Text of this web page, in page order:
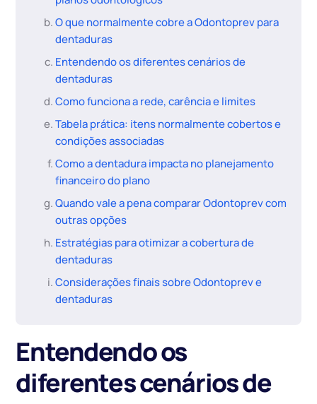
O que normalmente cobre a Odontoprev para
dentaduras
Entendendo os diferentes cenários de
dentaduras
Como funciona a rede, carência e limites
Tabela prática: itens normalmente cobertos e
condições associadas
Como a dentadura impacta no planejamento
financeiro do plano
Quando vale a pena comparar Odontoprev com
outras opções
Estratégias para otimizar a cobertura de
dentaduras
Considerações finais sobre Odontoprev e
dentaduras
Entendendo os
diferentes cenários de